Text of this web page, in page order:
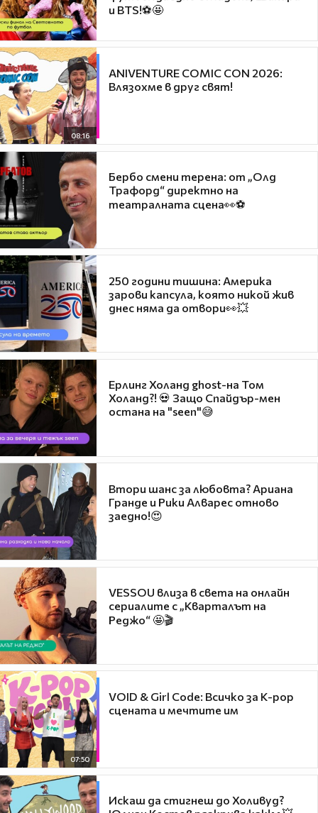
и BTS!⚽🤩
08:16
ANIVENTURE COMIC CON 2026:
Влязохме в друг свят!
Бербо смени терена: от „Олд
Трафорд“ директно на
театралната сцена👀⚽
250 години тишина: Америка
зарови капсула, която никой жив
днес няма да отвори👀💥
Ерлинг Холанд ghost-на Том
Холанд?! 💀 Защо Спайдър-мен
остана на "seen"😅
Втори шанс за любовта? Ариана
Гранде и Рики Алварес отново
заедно!😍
VESSOU влиза в света на онлайн
сериалите с „Кварталът на
Реджо“ 🤩🎬
07:50
VOID & Girl Code: Всичко за K-pop
сцената и мечтите им
Искаш да стигнеш до Холивуд?